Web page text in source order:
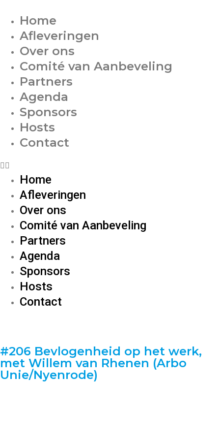
Home
Afleveringen
Over ons
Comité van Aanbeveling
Partners
Agenda
Sponsors
Hosts
Contact
Home
Afleveringen
Over ons
Comité van Aanbeveling
Partners
Agenda
Sponsors
Hosts
Contact
#206 Bevlogenheid op het werk,
met Willem van Rhenen (Arbo
Unie/Nyenrode)